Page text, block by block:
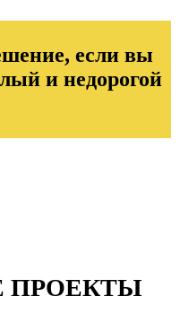
если вы
и недорогой
ПРОЕКТЫ